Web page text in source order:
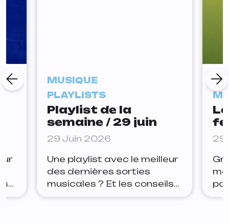
MUSIQUE
PLAYLISTS
Playlist de la
semaine / 29 juin
29 Juin 2026
Une playlist avec le meilleur
des dernières sorties
musicales ? Et les conseils
de la rédaction pour rester
29